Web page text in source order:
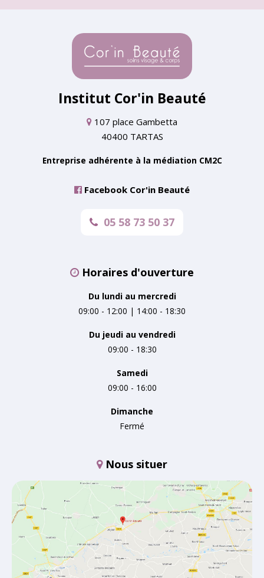
Institut Cor'in Beauté
107 place Gambetta
40400 TARTAS
Entreprise adhérente à la médiation CM2C
Facebook Cor'in Beauté
05 58 73 50 37
Horaires d'ouverture
Du lundi au mercredi
09:00 - 12:00 | 14:00 - 18:30
Du jeudi au vendredi
09:00 - 18:30
Samedi
09:00 - 16:00
Dimanche
Fermé
Nous situer